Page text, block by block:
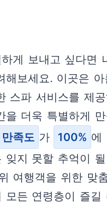
게 보내고 싶다면
해보세요. 이곳은 아
스파 서비스를 제
을 더욱 특별하게
족도 가 100% 에
잊지 못할 추억이
여행객을 위한 맞
모든 연령층이 즐길